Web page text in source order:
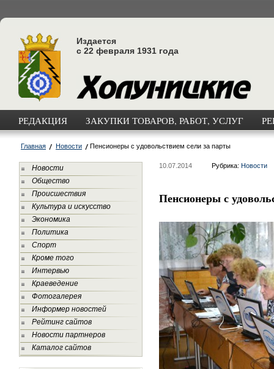
Издается
с 22 февраля 1931 года
РЕДАКЦИЯ ЗАКУПКИ ТОВАРОВ, РАБОТ, УСЛУГ
Главная Новости Пенсионеры с удовольствием сели за парты
Новости
Общество
Происшествия
Культура и искусство
Экономика
Политика
Спорт
Кроме того
Интервью
Краеведение
Фотогалерея
Информер новостей
Рейтинг сайтов
Новости партнеров
Каталог сайтов
10.07.2014 Рубрика: Новости
Пенсионеры с